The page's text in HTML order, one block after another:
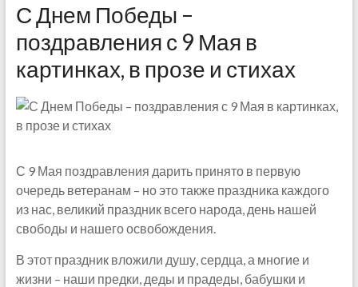
С Днем Победы –
поздравления с 9 Мая в
картинках, в прозе и стихах
С 9 Мая поздравления дарить принято в первую
очередь ветеранам – но это также праздника каждого
из нас, великий праздник всего народа, день нашей
свободы и нашего освобождения.
В этот праздник вложили душу, сердца, а многие и
жизни – наши предки, деды и прадеды, бабушки и